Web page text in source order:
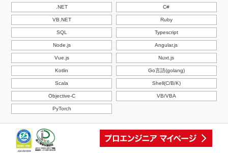
.NET C#
VB.NET Ruby
SQL Typescript
Node.js Angular.js
Vue.js Nuxt.js
Kotlin Go言語(golang)
Scala Shell(C/B/K)
Objective-C VB/VBA
PyTorch